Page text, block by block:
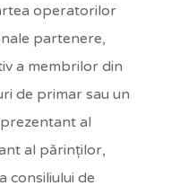
operatorilor
partenere,
a membrilor din
de primar sau un
al
al părinţilor,
consiliului de